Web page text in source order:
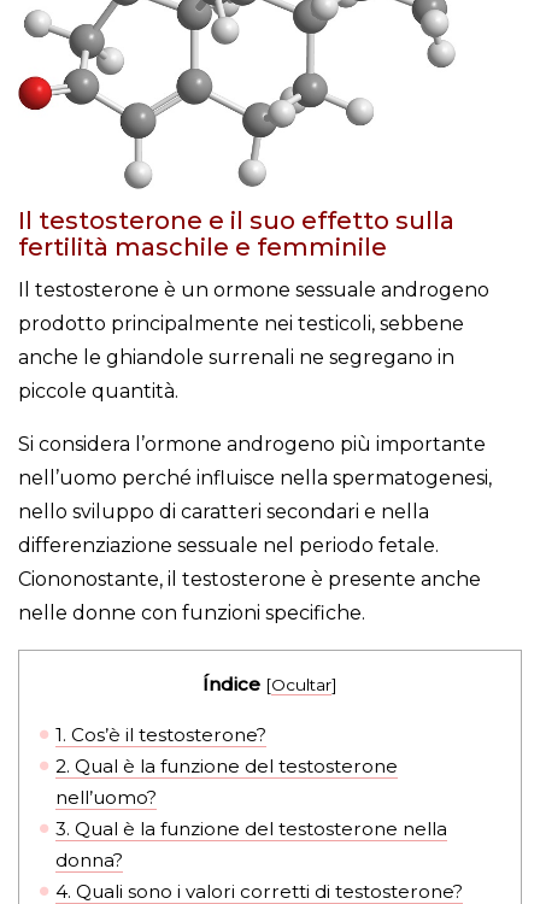
Il testosterone e il suo effetto sulla
fertilità maschile e femminile
Il testosterone è un ormone sessuale androgeno
prodotto principalmente nei testicoli, sebbene
anche le ghiandole surrenali ne segregano in
piccole quantità.
Si considera l’ormone androgeno più importante
nell’uomo perché influisce nella spermatogenesi,
nello sviluppo di caratteri secondari e nella
differenziazione sessuale nel periodo fetale.
Ciononostante, il testosterone è presente anche
nelle donne con funzioni specifiche.
Índice [Ocultar]
1. Cos’è il testosterone?
2. Qual è la funzione del testosterone
nell’uomo?
3. Qual è la funzione del testosterone nella
donna?
4. Quali sono i valori corretti di testosterone?